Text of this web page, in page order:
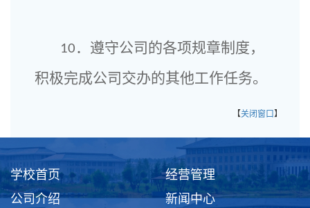
10．遵守公司的各项规章制度，
积极完成公司交办的其他工作任务。
【关闭窗口】
学校首页
公司介绍
经营管理
新闻中心